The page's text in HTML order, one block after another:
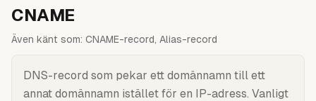
CNAME
Även känt som: CNAME-record, Alias-record
DNS-record som pekar ett domännamn till ett
annat domännamn istället för en IP-adress. Vanligt